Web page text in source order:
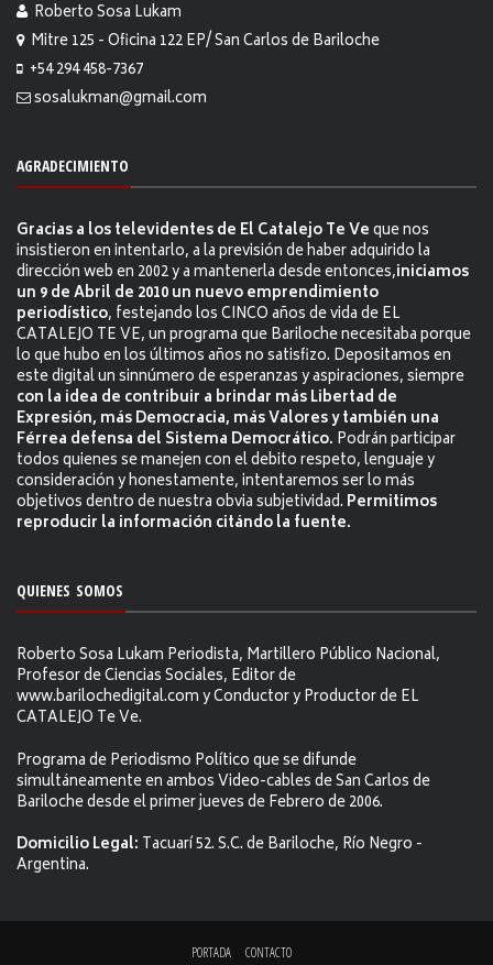
Roberto Sosa Lukam
Mitre 125 - Oficina 122 EP/ San Carlos de Bariloche
+54 294 458-7367
sosalukman@gmail.com
AGRADECIMIENTO
Gracias a los televidentes de El Catalejo Te Veque nos
insistieron en intentarlo, a la previsión de haber adquirido la
dirección web en 2002 y a mantenerla desde entonces,iniciamos
un 9 de Abril de 2010 un nuevo emprendimiento
periodístico, festejando los CINCO años de vida de EL
CATALEJO TE VE, un programa que Bariloche necesitaba porque
lo que hubo en los últimos años no satisfizo. Depositamos en
este digital un sinnúmero de esperanzas y aspiraciones, siempre
con la idea de contribuir a brindar más Libertad de
Expresión, más Democracia, más Valores y también una
Férrea defensa del Sistema Democrático. Podrán participar
todos quienes se manejen con el debito respeto, lenguaje y
consideración y honestamente, intentaremos ser lo más
objetivos dentro de nuestra obvia subjetividad. Permitimos
reproducir la información citándo la fuente.
QUIENES SOMOS
Roberto Sosa Lukam Periodista, Martillero Público Nacional,
Profesor de Ciencias Sociales, Editor de
www.barilochedigital.com y Conductor y Productor de EL
CATALEJO Te Ve.
Programa de Periodismo Político que se difunde
simultáneamente en ambos Video-cables de San Carlos de
Bariloche desde el primer jueves de Febrero de 2006.
Domicilio Legal: Tacuarí 52. S.C. de Bariloche, Río Negro -
Argentina.
PORTADA CONTACTO